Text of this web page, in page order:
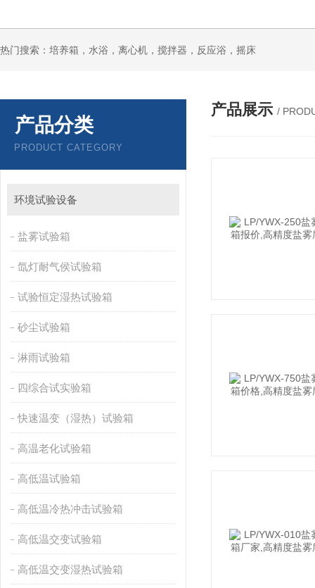
热门搜索：培养箱，水浴，离心机，搅拌器，反应浴，摇床
产品分类
PRODUCT CATEGORY
环境试验设备
盐雾试验箱
氙灯耐气侯试验箱
试验恒定湿热试验箱
砂尘试验箱
淋雨试验箱
四综合试实验箱
快速温变（湿热）试验箱
高温老化试验箱
高低温试验箱
高低温冷热冲击试验箱
高低温交变试验箱
高低温交变湿热试验箱
产品展示 /